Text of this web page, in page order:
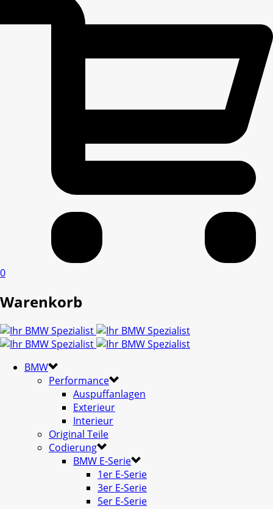
0
Warenkorb
BMW
Performance
Auspuffanlagen
Exterieur
Interieur
Original Teile
Codierung
BMW E-Serie
1er E-Serie
3er E-Serie
5er E-Serie